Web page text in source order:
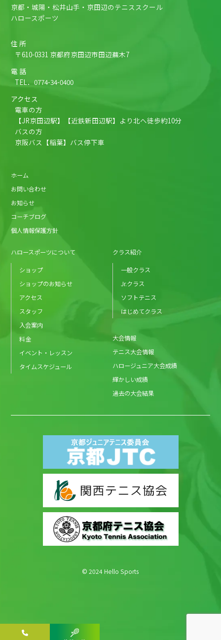
京都・城陽・松井山手・京田辺のテニススクール
ハロースポーツ
住 所
〒610-0331 京都府京田辺市田辺蕪木7
電 話
TEL．0774-34-0400
アクセス
電車の方
【JR京田辺駅】【近鉄新田辺駅】より北へ徒歩約10分
バスの方
京阪バス【稲葉】バス停下車
ホーム
お問い合わせ
お知らせ
コーチブログ
個人情報保護方針
ハロースポーツについて
ショップ
ショップのお知らせ
アクセス
スタッフ
入会案内
料金
イベント・レッスン
タイムスケジュール
クラス紹介
一般クラス
Jr.クラス
ソフトテニス
はじめてクラス
大会情報
テニス大会情報
ハロージュニア大会成績
輝かしい成績
過去の大会結果
© 2024 Hello Sports